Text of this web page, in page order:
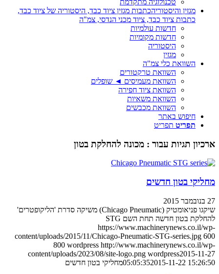
טכנולוגיה מתקדמת
מגזין והיסטוריהכתבות מגזין ציוד כבד, היסטוריה של ציוד כבד,
כתבות ציוד כבד, ציוד מכני הנדסי, צמ"ה
חדשות עולמיות
חדשות מקומיות
היסטוריה
מגזין
השוואת כלי צמ"ה
השוואת טרקטורים
השוואת מעמיסים ◄ שופלים
השוואת ציוד חפירה
השוואת משאיות
השוואת מכבשים
חיפוש באתר
תפריט תפריט
ארכיון תגיות עבור : מכונה להחלקת בטון
מחליקי בטון חדשים
27 בנובמבר 2015
שיקגו פניאומטיק (Chicago Pneumatic) משיקה סדרת 'הליקופטרים'
להחלקת בטון חדשה תחת השם STG
https://www.machinerynews.co.il/wp-
content/uploads/2015/11/Chicago-Pneumatic-STG-series.jpg 600
800 wordpress http://www.machinerynews.co.il/wp-
content/uploads/2023/08/site-logo.png wordpress2015-11-27
05:05:352015-11-22 15:26:50
מחליקי בטון חדשים